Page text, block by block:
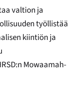
valtion ja
työllistää
kiintiön ja
Mowaamah-